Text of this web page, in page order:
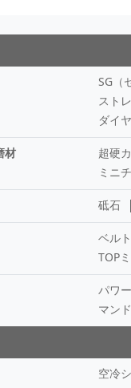
SG（
スト
ダイ
材 超硬
ミニ
砥石
ベル
TOP
パワ
マン
空冷